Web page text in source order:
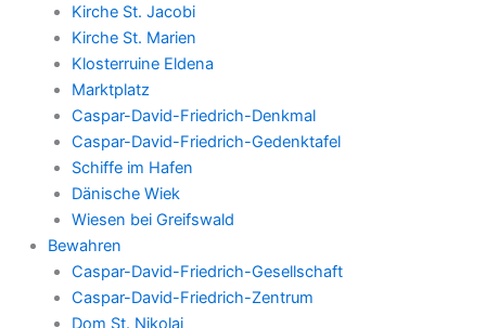
Kirche St. Jacobi
Kirche St. Marien
Klosterruine Eldena
Marktplatz
Caspar-David-Friedrich-Denkmal
Caspar-David-Friedrich-Gedenktafel
Schiffe im Hafen
Dänische Wiek
Wiesen bei Greifswald
Bewahren
Caspar-David-Friedrich-Gesellschaft
Caspar-David-Friedrich-Zentrum
Dom St. Nikolai